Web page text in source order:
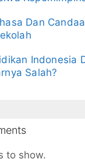
Dan
Indonesia
Salah?
to show.